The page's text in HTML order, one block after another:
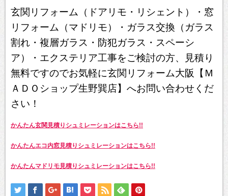
玄関リフォーム（ドアリモ・リシェント）・窓
リフォーム（マドリモ）・ガラス交換（ガラス
割れ・複層ガラス・防犯ガラス・スペーシ
ア）・エクステリア工事をご検討の方、見積り
無料ですのでお気軽に玄関リフォーム大阪【Ｍ
ＡＤＯショップ生野巽店】へお問い合わせくだ
さい！
かんたん玄関見積りシュミレーションはこちら!!
かんたんエコ内窓見積りシュミレーションはこちら!!
かんたんマドリモ見積りシュミレーションはこちら!!